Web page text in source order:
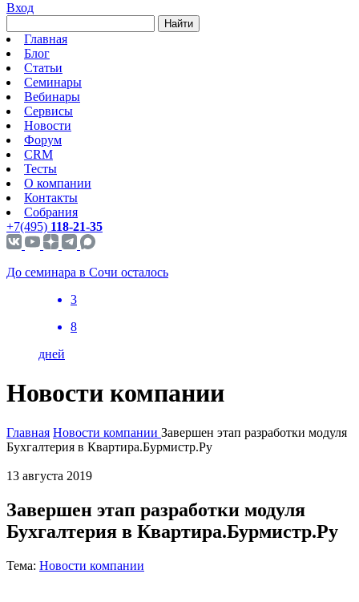
Вход
Найти
Главная
Блог
Статьи
Семинары
Вебинары
Сервисы
Новости
Форум
CRM
Тесты
О компании
Контакты
Собрания
+7(495) 118-21-35
До семинара в Сочи осталось
3
8
дней
Новости компании
Главная Новости компании Завершен этап разработки модуля
Бухгалтерия в Квартира.Бурмистр.Ру
13 августа 2019
Завершен этап разработки модуля
Бухгалтерия в Квартира.Бурмистр.Ру
Тема: Новости компании